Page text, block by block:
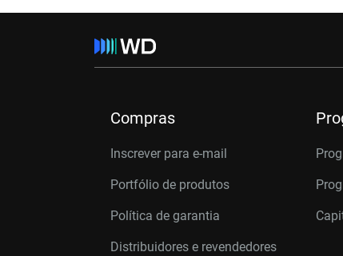
Compras
Inscrever para e-mail
Portfólio de produtos
Política de garantia
Distribuidores e revendedores